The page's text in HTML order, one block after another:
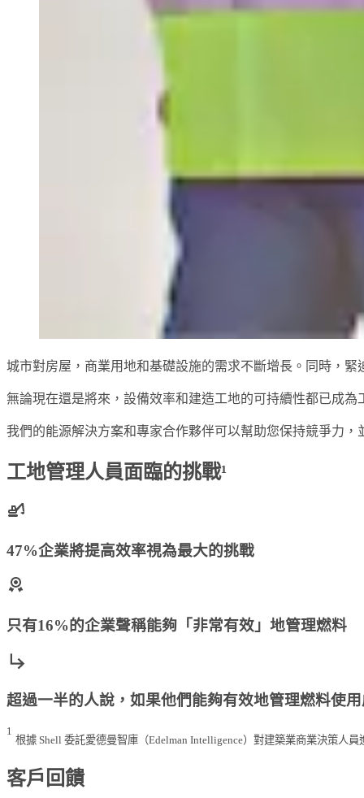
城市對房屋，商業用地和基礎設施的需求不斷增長。同時，
無論現在還是將來，設備效率和建造工地的可持續性都已成為
我們的能源解決方案和專家合作夥伴可以幫助您保持競爭力，
工地管理人員面臨的挑戰¹
47%企業將提高效率視為最大的挑戰
只有16%的企業聲稱能夠「非常有效」地管理燃料
超過一半的人說，如果他們能夠有效地管理燃料使
1
根據 Shell 委託愛德曼智庫（Edelman Intelligence）對建築業商業決策人員
客戶回饋